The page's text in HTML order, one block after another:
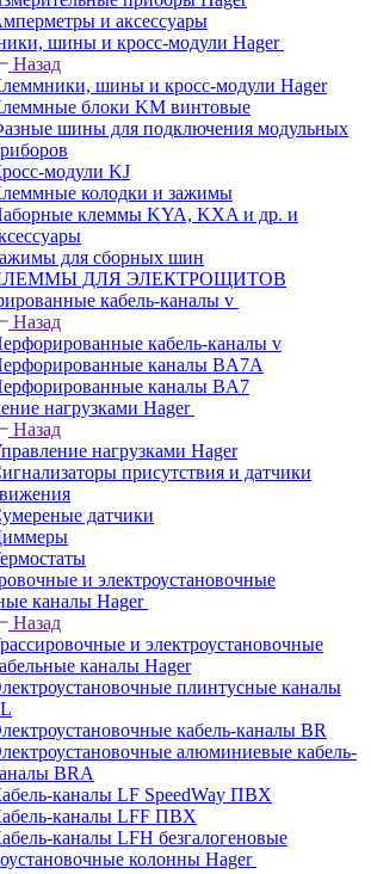
и аксессуары
шины и кросс-модули Hager
Назад
шины и кросс-модули Hager
блоки KM винтовые
шины для подключения модульных
модули KJ
колодки и зажимы
клеммы KYA, KXA и др. и
для сборных шин
ДЛЯ ЭЛЕКТРОЩИТОВ
кабель-каналы v
Назад
кабель-каналы v
каналы BA7A
каналы BA7
нагрузками Hager
Назад
нагрузками Hager
присутствия и датчики
датчики
и электроустановочные
каналы Hager
Назад
и электроустановочные
каналы Hager
плинтусные каналы
кабель-каналы BR
алюминиевые кабель-
BRA
каналы LF SpeedWay ПВХ
каналы LFF ПВХ
каналы LFH безгалогеновые
колонны Hager